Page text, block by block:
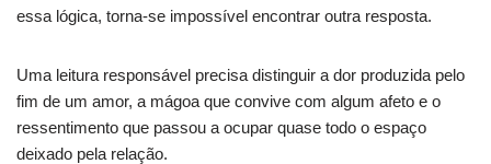
essa lógica, torna-se impossível encontrar outra resposta.
Uma leitura responsável precisa distinguir a dor produzida pelo
fim de um amor, a mágoa que convive com algum afeto e o
ressentimento que passou a ocupar quase todo o espaço
deixado pela relação.